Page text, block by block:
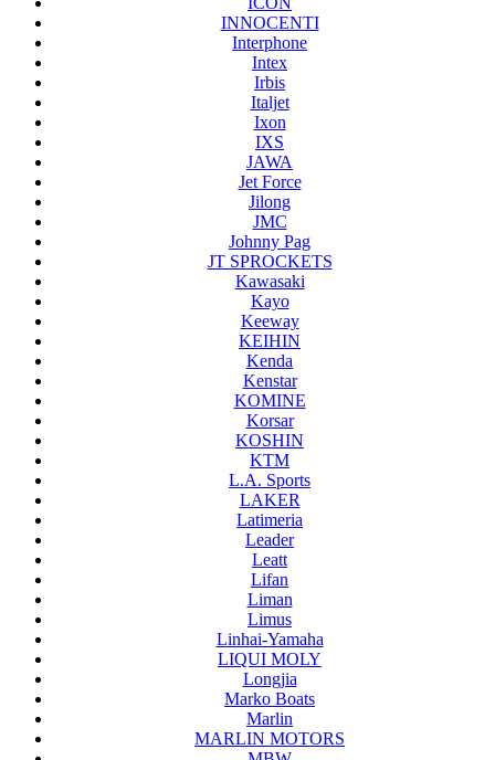
INNOCENTI
Interphone
Intex
Irbis
Italjet
Ixon
IXS
JAWA
Jet Force
Jilong
JMC
Johnny Pag
JT SPROCKETS
Kawasaki
Kayo
Keeway
KEIHIN
Kenda
Kenstar
KOMINE
Korsar
KOSHIN
KTM
L.A. Sports
LAKER
Latimeria
Leader
Leatt
Lifan
Liman
Limus
Linhai-Yamaha
LIQUI MOLY
Longjia
Marko Boats
Marlin
MARLIN MOTORS